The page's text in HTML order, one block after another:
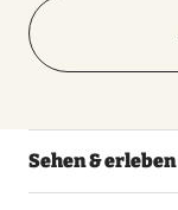
Sehen & erleben